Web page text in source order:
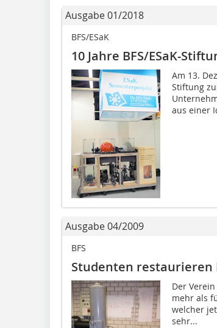
Ausgabe 01/2018
BFS/ESaK
10 Jahre BFS/ESaK-
Am 13.
Stiftung
aus einer
Ausgabe 04/2009
BFS
Studenten restaurieren
Der
mehr als
welcher
sehr...